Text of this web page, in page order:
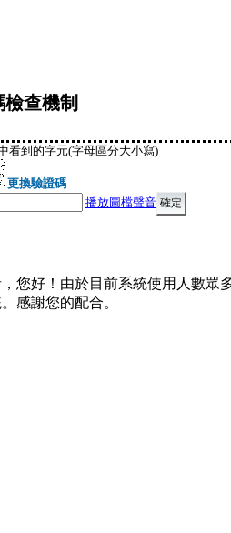
查機制
看到的字元(字母區分大小寫)
更換驗證碼
播放圖檔聲音
您好！由於目前系統使用人數眾
感謝您的配合。